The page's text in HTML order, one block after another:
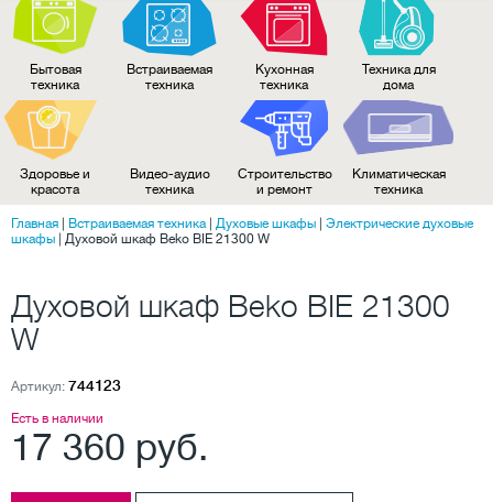
Бытовая
техника
Встраиваемая
техника
Кухонная
техника
Техника для
дома
Здоровье и
красота
Видео-аудио
техника
Строительство
и ремонт
Климатическая
техника
Главная Встраиваемая техника| Духовые шкафы
Электрические духовые
шкафы
Духовой шкаф Beko BIE 21300 W
Духовой шкаф Beko BIE 21300
W
Артикул: 744123
Есть в наличии
17 360 руб.